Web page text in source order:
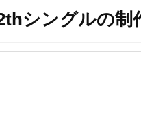
シングルの制